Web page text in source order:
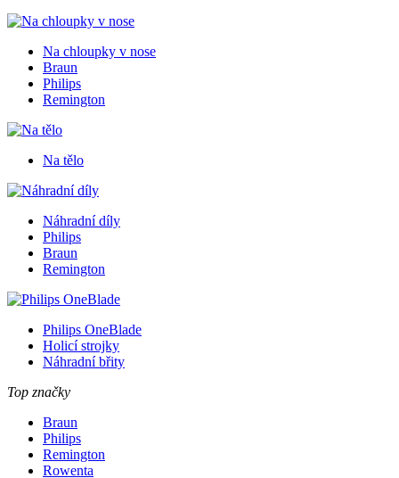
Na chloupky v nose
Braun
Philips
Remington
Na tělo
Náhradní díly
Philips
Braun
Remington
Philips OneBlade
Holicí strojky
Náhradní břity
Top značky
Braun
Philips
Remington
Rowenta